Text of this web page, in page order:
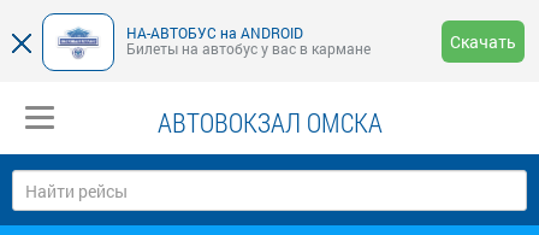
НА-АВТОБУС на ANDROID
Билеты на автобус у вас в кармане
Скачать
АВТОВОКЗАЛ ОМСКА